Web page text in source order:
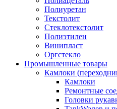
Полиуретан
Текстолит
Стеклотекстолит
Полиэтилен
Винипласт
Оргстекло
Промышленные товары
Камлоки
Камлоки
Ремонтные
Головки